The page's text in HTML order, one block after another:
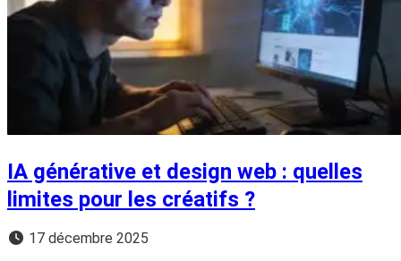
IA générative et design web : quelles
limites pour les créatifs ?
17 décembre 2025